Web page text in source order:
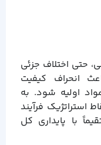
حتی اختلاف جزئی
انحراف کیفیت
اولیه شود. به
استراتژیک فرآیند
با پایداری کل